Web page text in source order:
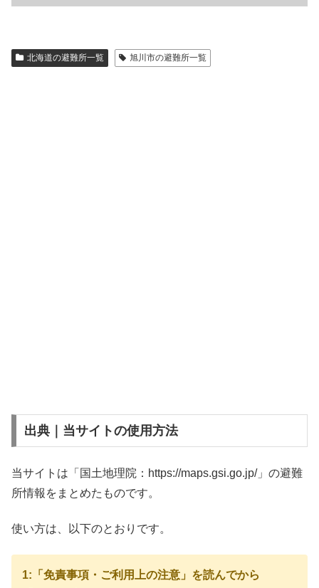
北海道の避難所一覧 旭川市の避難所一覧
出典｜当サイトの使用方法
当サイトは「国土地理院：https://maps.gsi.go.jp/」の避難
所情報をまとめたものです。
使い方は、以下のとおりです。
1:「免責事項・ご利用上の注意」を読んでから